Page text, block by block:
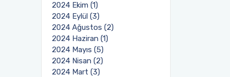
2024 Ekim (1)
2024 Eylül (3)
2024 Ağustos (2)
2024 Haziran (1)
2024 Mayıs (5)
2024 Nisan (2)
2024 Mart (3)